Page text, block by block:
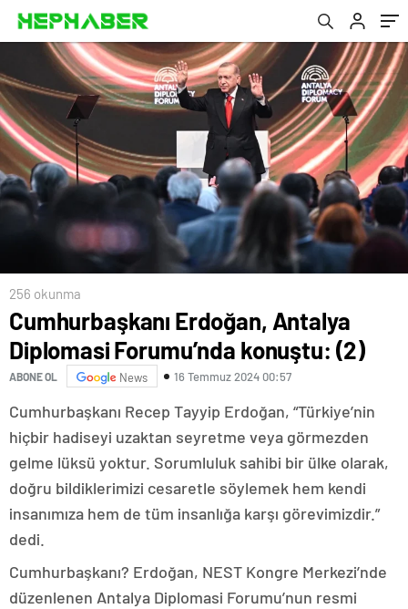
256 okunma
Cumhurbaşkanı Erdoğan, Antalya
Diplomasi Forumu’nda konuştu: (2)
ABONE OL News 16 Temmuz 2024 00:57
Cumhurbaşkanı Recep Tayyip Erdoğan, “Türkiye’nin
hiçbir hadiseyi uzaktan seyretme veya görmezden
gelme lüksü yoktur. Sorumluluk sahibi bir ülke olarak,
doğru bildiklerimizi cesaretle söylemek hem kendi
insanımıza hem de tüm insanlığa karşı görevimizdir.”
dedi.
Cumhurbaşkanı? Erdoğan, NEST Kongre Merkezi’nde
düzenlenen Antalya Diplomasi Forumu’nun resmi